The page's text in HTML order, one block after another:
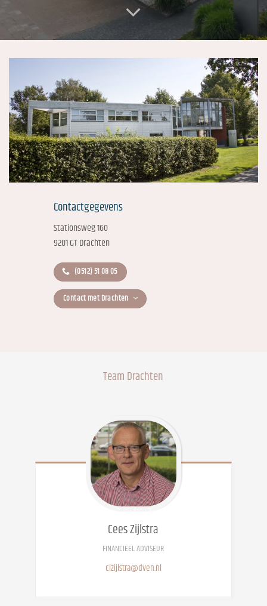
Contactgegevens
Stationsweg 160
9201 GT Drachten
(0512) 51 08 05
Contact met Drachten
Team Drachten
CeesZijlstra
FINANCIEEL ADVISEUR
cizijlstra@dven.nl